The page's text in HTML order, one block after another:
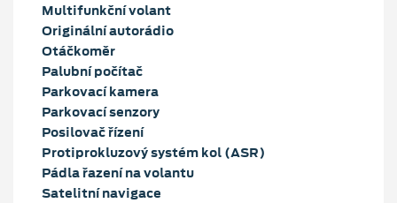
Multifunkční volant
Originální autorádio
Otáčkoměr
Palubní počítač
Parkovací kamera
Parkovací senzory
Posilovač řízení
Protiprokluzový systém kol (ASR)
Pádla řazení na volantu
Satelitní navigace